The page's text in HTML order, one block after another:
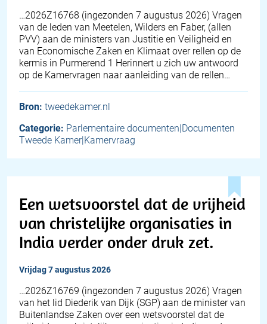
… 2026Z16768 (ingezonden 7 augustus 2026) Vragen
van de leden van Meetelen, Wilders en Faber, (allen
PVV) aan de ministers van Justitie en Veiligheid en
van Economische Zaken en Klimaat over rellen op de
kermis in Purmerend 1 Herinnert u zich uw antwoord
op de Kamervragen naar aanleiding van de rellen…
Bron: tweedekamer.nl
Categorie: Parlementaire documenten|Documenten
Tweede Kamer|Kamervraag
Een wetsvoorstel dat de vrijheid
van christelijke organisaties in
India verder onder druk zet.
vrijdag 7 augustus 2026
… 2026Z16769 (ingezonden 7 augustus 2026) Vragen
van het lid Diederik van Dijk (SGP) aan de minister van
Buitenlandse Zaken over een wetsvoorstel dat de